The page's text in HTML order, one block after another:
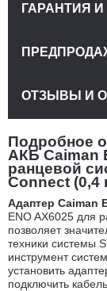
Подробное
АКБ Caiman
ранцевой
Connect (0,4
Адаптер Caiman
ENO AX6025 для
позволяет
техники системы
инструмент
установить
подключить
ГАРАНТИЯ
ОТЗЫВЫ И